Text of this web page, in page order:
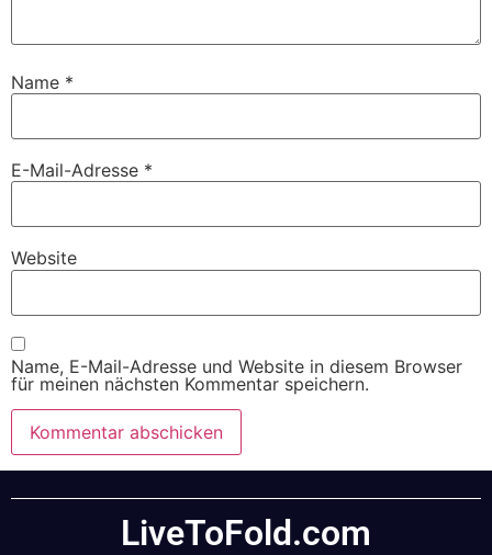
Name *
E-Mail-Adresse *
Website
Name, E-Mail-Adresse und Website in diesem Browser
für meinen nächsten Kommentar speichern.
LiveToFold.com